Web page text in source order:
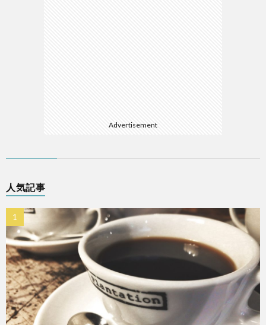
Advertisement
人気記事